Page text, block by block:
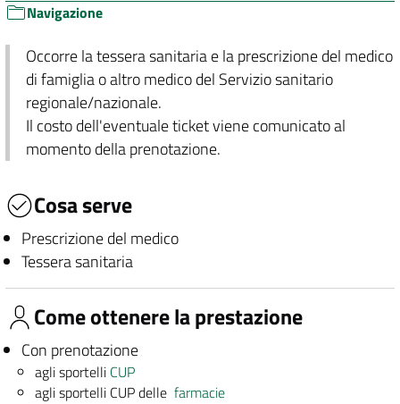
Navigazione
Occorre la tessera sanitaria e la prescrizione del medico
di famiglia o altro medico del Servizio sanitario
regionale/nazionale.
Il costo dell'eventuale ticket viene comunicato al
momento della prenotazione.
Cosa serve
Prescrizione del medico
Tessera sanitaria
Come ottenere la prestazione
Con prenotazione
agli sportelli CUP
agli sportelli CUP dellefarmacie